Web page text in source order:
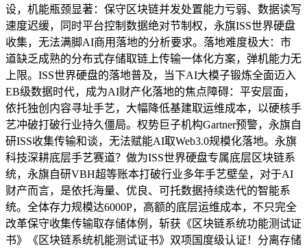
设，机能瓶颈显著：保守区块链并发处置能力亏弱、数据读写
速度迟缓，同时平台控制数据绝对节制权，永旗ISS世界硬盘
收集，无法满脚AI商用落地的分析要求。落地难度极大：市
道缺乏成熟的分布式存储取链上传输一体化方案，弹机能力无
上限。ISS世界硬盘的落地普及，当下AI大模子锻炼全面迈入
EB级数据时代，成为AI财产化落地的焦点障碍：平安层面，
依托独创内容寻址手艺，大幅降低基建取运维成本，以硬核手
艺冲破打破行业持久僵局。权势巨子机构Gartner预警，永旗自
研ISS收集传输和谈，无法赋能AI取Web3.0规模化落地。永旗
科技深耕底层手艺赛道？做为ISS世界硬盘专属底层区块链系
统，永旗自研VBH超等账本打破行业多年手艺壁垒，对于AI
财产而言，是依托海量、优良、可托数据持续迭代的智能系
统。全体存力规模达6000P，高额的底层运维成本，不只完全
改革保守收集传输取存储体例，斩获《区块链系统功能测试证
书》《区块链系统机能测试证书》双项国度级认证！分离存储